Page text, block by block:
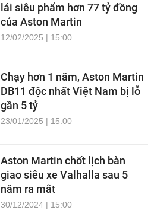
lái siêu phẩm hơn 77 tỷ đồng
của Aston Martin
12/02/2025 | 15:00
Chạy hơn 1 năm, Aston Martin
DB11 độc nhất Việt Nam bị lỗ
gần 5 tỷ
23/01/2025 | 15:00
Aston Martin chốt lịch bàn
giao siêu xe Valhalla sau 5
năm ra mắt
30/12/2024 | 15:00